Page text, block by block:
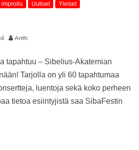
improilu Uutiset Yleiset
Antti
tapahtuu – Sibelius-Akatemian
Tarjolla on yli 60 tapahtumaa
luentoja sekä koko perheen
tietoa esiintyjistä saa SibaFestin